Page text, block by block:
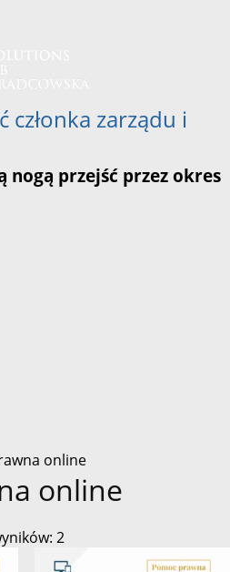
zarządu i
nogą przejść przez okres
online
online
2